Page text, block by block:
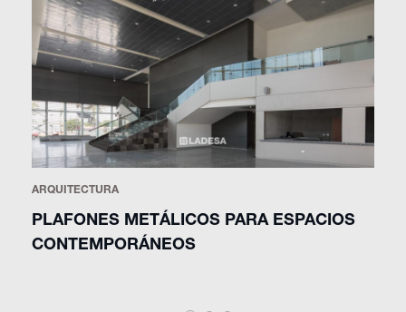
ARQUITECTURA
PLAFONES METÁLICOS PARA ESPACIOS
CONTEMPORÁNEOS